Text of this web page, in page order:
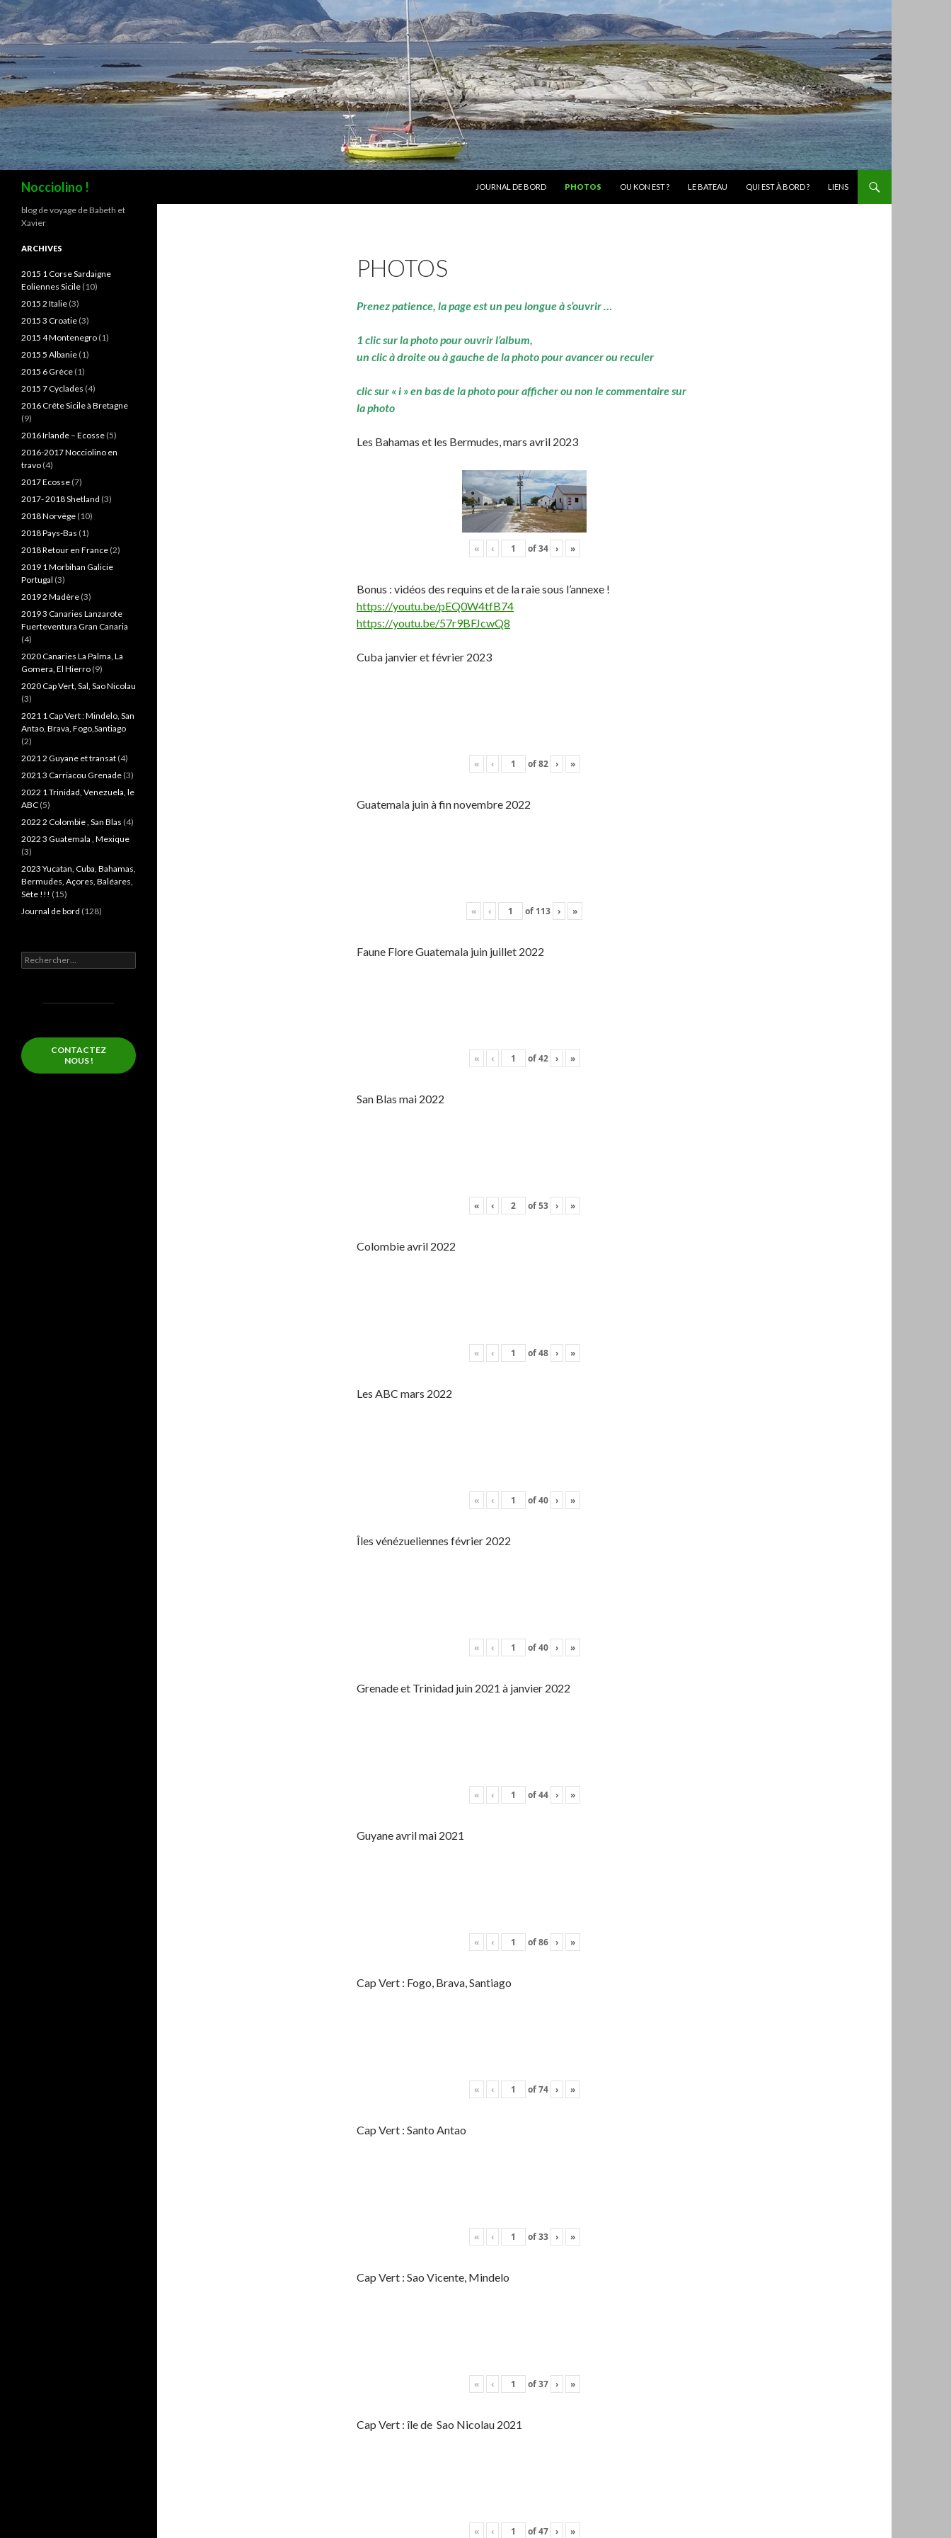
Nocciolino !
JOURNAL DE BORD
PHOTOS OU KON EST ? LE BATEAU QUI EST À BORD ? LIENS
PHOTOS
Prenez patience, la page est un peu longue à s’ouvrir …
1 clic sur la photo pour ouvrir l’album,
un clic à droite ou à gauche de la photo pour avancer ou reculer
clic sur « i » en bas de la photo pour afficher ou non le commentaire sur
la photo
Les Bahamas et les Bermudes, mars avril 2023
« ‹ of34 › »
Bonus : vidéos des requins et de la raie sous l’annexe !
https://youtu.be/pEQ0W4tfB74
https://youtu.be/57r9BFJcwQ8
Cuba janvier et février 2023
« ‹ of82 › »
Guatemala juin à fin novembre 2022
« ‹ of 113 › »
Faune Flore Guatemala juin juillet 2022
« ‹ of42 › »
San Blas mai 2022
« ‹ of53 › »
Colombie avril 2022
« ‹ of48 › »
Les ABC mars 2022
« ‹ of40 › »
Îles vénézueliennes février 2022
« ‹ of40 › »
Grenade et Trinidad juin 2021 à janvier 2022
« ‹ of44 › »
Guyane avril mai 2021
« ‹ of86 › »
Cap Vert : Fogo, Brava, Santiago
« ‹ of74 › »
Cap Vert : Santo Antao
« ‹ of33 › »
Cap Vert : Sao Vicente, Mindelo
« ‹ of37 › »
Cap Vert : île de Sao Nicolau 2021
« ‹ of47 › »
blog de voyage de Babeth et
Xavier
ARCHIVES
2015 1 Corse Sardaigne
Eoliennes Sicile (10)
2015 2 Italie (3)
2015 3 Croatie (3)
2015 4 Montenegro (1)
2015 5 Albanie (1)
2015 6 Grèce (1)
2015 7 Cyclades (4)
2016 Crête Sicile à Bretagne
(9)
2016 Irlande – Ecosse (5)
2016-2017 Nocciolino en
travo (4)
2017 Ecosse (7)
2017- 2018 Shetland (3)
2018 Norvège (10)
2018 Pays-Bas (1)
2018 Retour en France (2)
2019 1 Morbihan Galicie
Portugal (3)
2019 2 Madère (3)
2019 3 Canaries Lanzarote
Fuerteventura Gran Canaria
(4)
2020 Canaries La Palma, La
Gomera, El Hierro (9)
2020 Cap Vert, Sal, Sao Nicolau
(3)
2021 1 Cap Vert : Mindelo, San
Antao, Brava, Fogo,Santiago
(2)
2021 2 Guyane et transat (4)
2021 3 Carriacou Grenade (3)
2022 1 Trinidad, Venezuela, le
ABC (5)
2022 2 Colombie , San Blas (4)
2022 3 Guatemala , Mexique
(3)
2023 Yucatan, Cuba, Bahamas,
Bermudes, Açores, Baléares,
Sète !!! (15)
Journal de bord (128)
Rechercher :
CONTACTEZ
NOUS !